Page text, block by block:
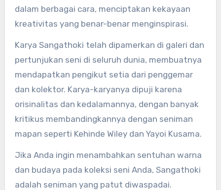
dalam berbagai cara, menciptakan kekayaan
kreativitas yang benar-benar menginspirasi.
Karya Sangathoki telah dipamerkan di galeri dan
pertunjukan seni di seluruh dunia, membuatnya
mendapatkan pengikut setia dari penggemar
dan kolektor. Karya-karyanya dipuji karena
orisinalitas dan kedalamannya, dengan banyak
kritikus membandingkannya dengan seniman
mapan seperti Kehinde Wiley dan Yayoi Kusama.
Jika Anda ingin menambahkan sentuhan warna
dan budaya pada koleksi seni Anda, Sangathoki
adalah seniman yang patut diwaspadai.